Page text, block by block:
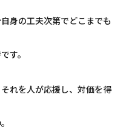
身の工夫次第でどこまでも
す。
れを人が応援し、対価を得